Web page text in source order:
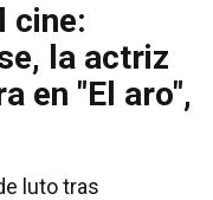
cine:
la actriz
en "El aro",
luto tras